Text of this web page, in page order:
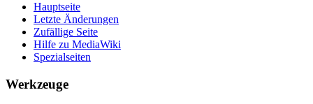
Hauptseite
Letzte Änderungen
Zufällige Seite
Hilfe zu MediaWiki
Spezialseiten
Werkzeuge